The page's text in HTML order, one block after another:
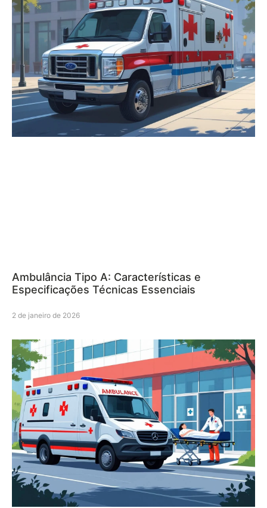
Ambulância Tipo A: Características e
Especificações Técnicas Essenciais
2 de janeiro de 2026